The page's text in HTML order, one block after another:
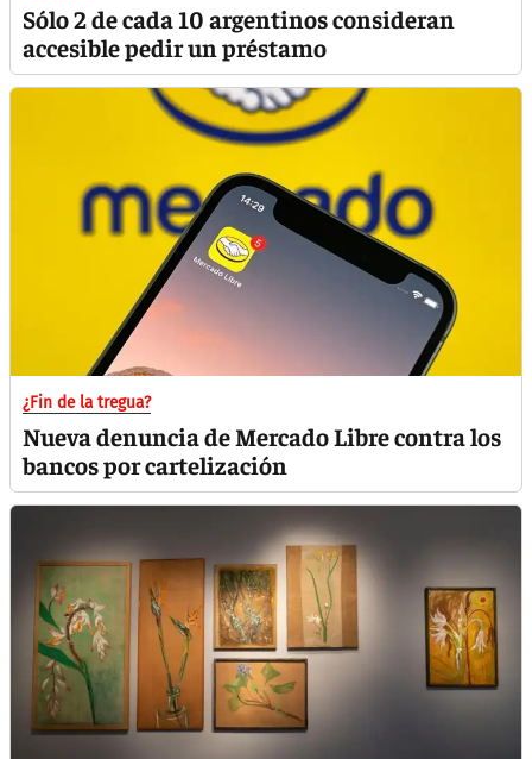
Sólo 2 de cada 10 argentinos consideran
accesible pedir un préstamo
¿Fin de la tregua?
Nueva denuncia de Mercado Libre contra los
bancos por cartelización